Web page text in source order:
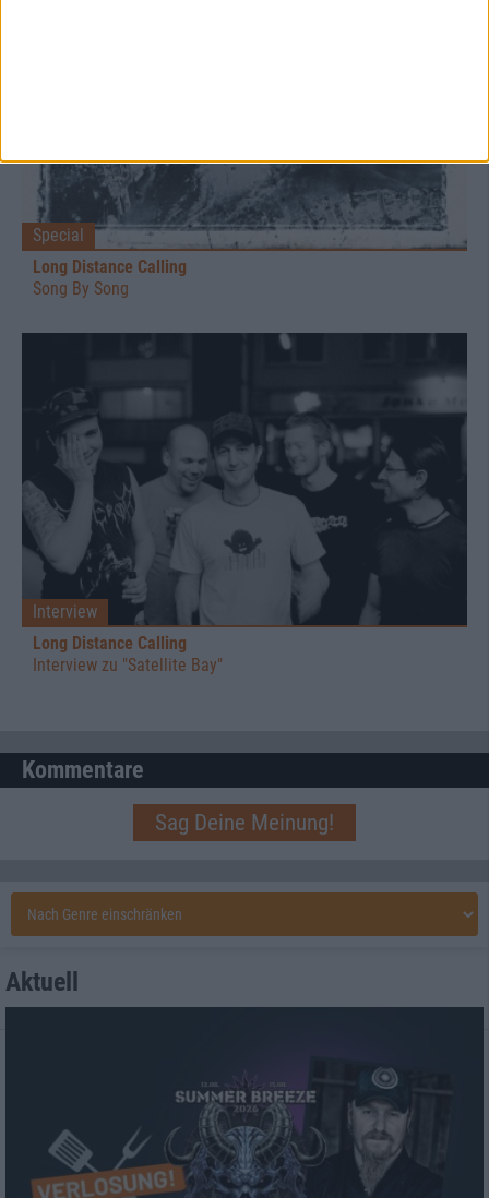
Special
Long Distance Calling
Song By Song
Interview
Long Distance Calling
Interview zu "Satellite Bay"
Kommentare
Sag Deine Meinung!
Aktuell